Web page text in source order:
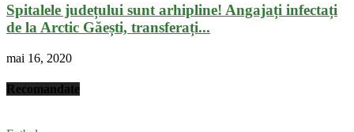
Spitalele județului sunt arhipline! Angajați infectați
de la Arctic Găești, transferați...
mai 16, 2020
Recomandate